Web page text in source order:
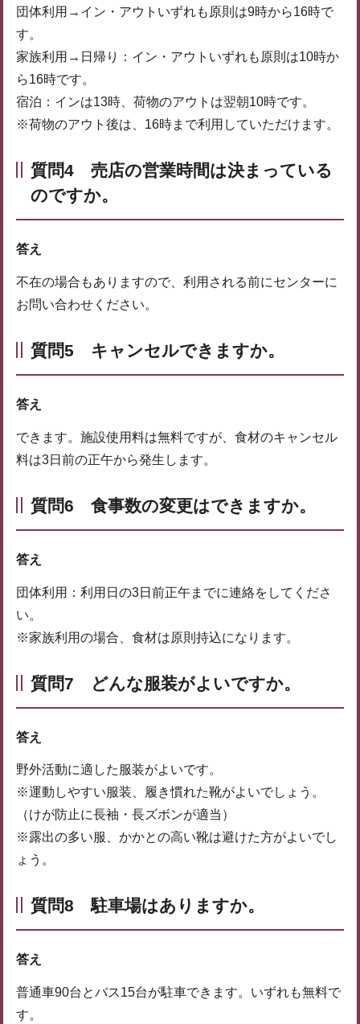
団体利用→イン・アウトいずれも原則は9時から16時で
す。
家族利用→日帰り：イン・アウトいずれも原則は10時か
ら16時です。
宿泊：インは13時、荷物のアウトは翌朝10時です。
※荷物のアウト後は、16時まで利用していただけます。
質問4 売店の営業時間は決まっている
のですか。
答え
不在の場合もありますので、利用される前にセンターに
お問い合わせください。
質問5 キャンセルできますか。
答え
できます。施設使用料は無料ですが、食材のキャンセル
料は3日前の正午から発生します。
質問6 食事数の変更はできますか。
答え
団体利用：利用日の3日前正午までに連絡をしてくださ
い。
※家族利用の場合、食材は原則持込になります。
質問7 どんな服装がよいですか。
答え
野外活動に適した服装がよいです。
※運動しやすい服装、履き慣れた靴がよいでしょう。
（けが防止に長袖・長ズボンが適当）
※露出の多い服、かかとの高い靴は避けた方がよいでし
ょう。
質問8 駐車場はありますか。
答え
普通車90台とバス15台が駐車できます。いずれも無料で
す。